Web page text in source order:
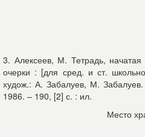
3. Алексеев, М. Тетрадь,
очерки : [для сред. и ст.
худож.: А. Забалуев, М.
1986. – 190, [2] с. : ил.
Место